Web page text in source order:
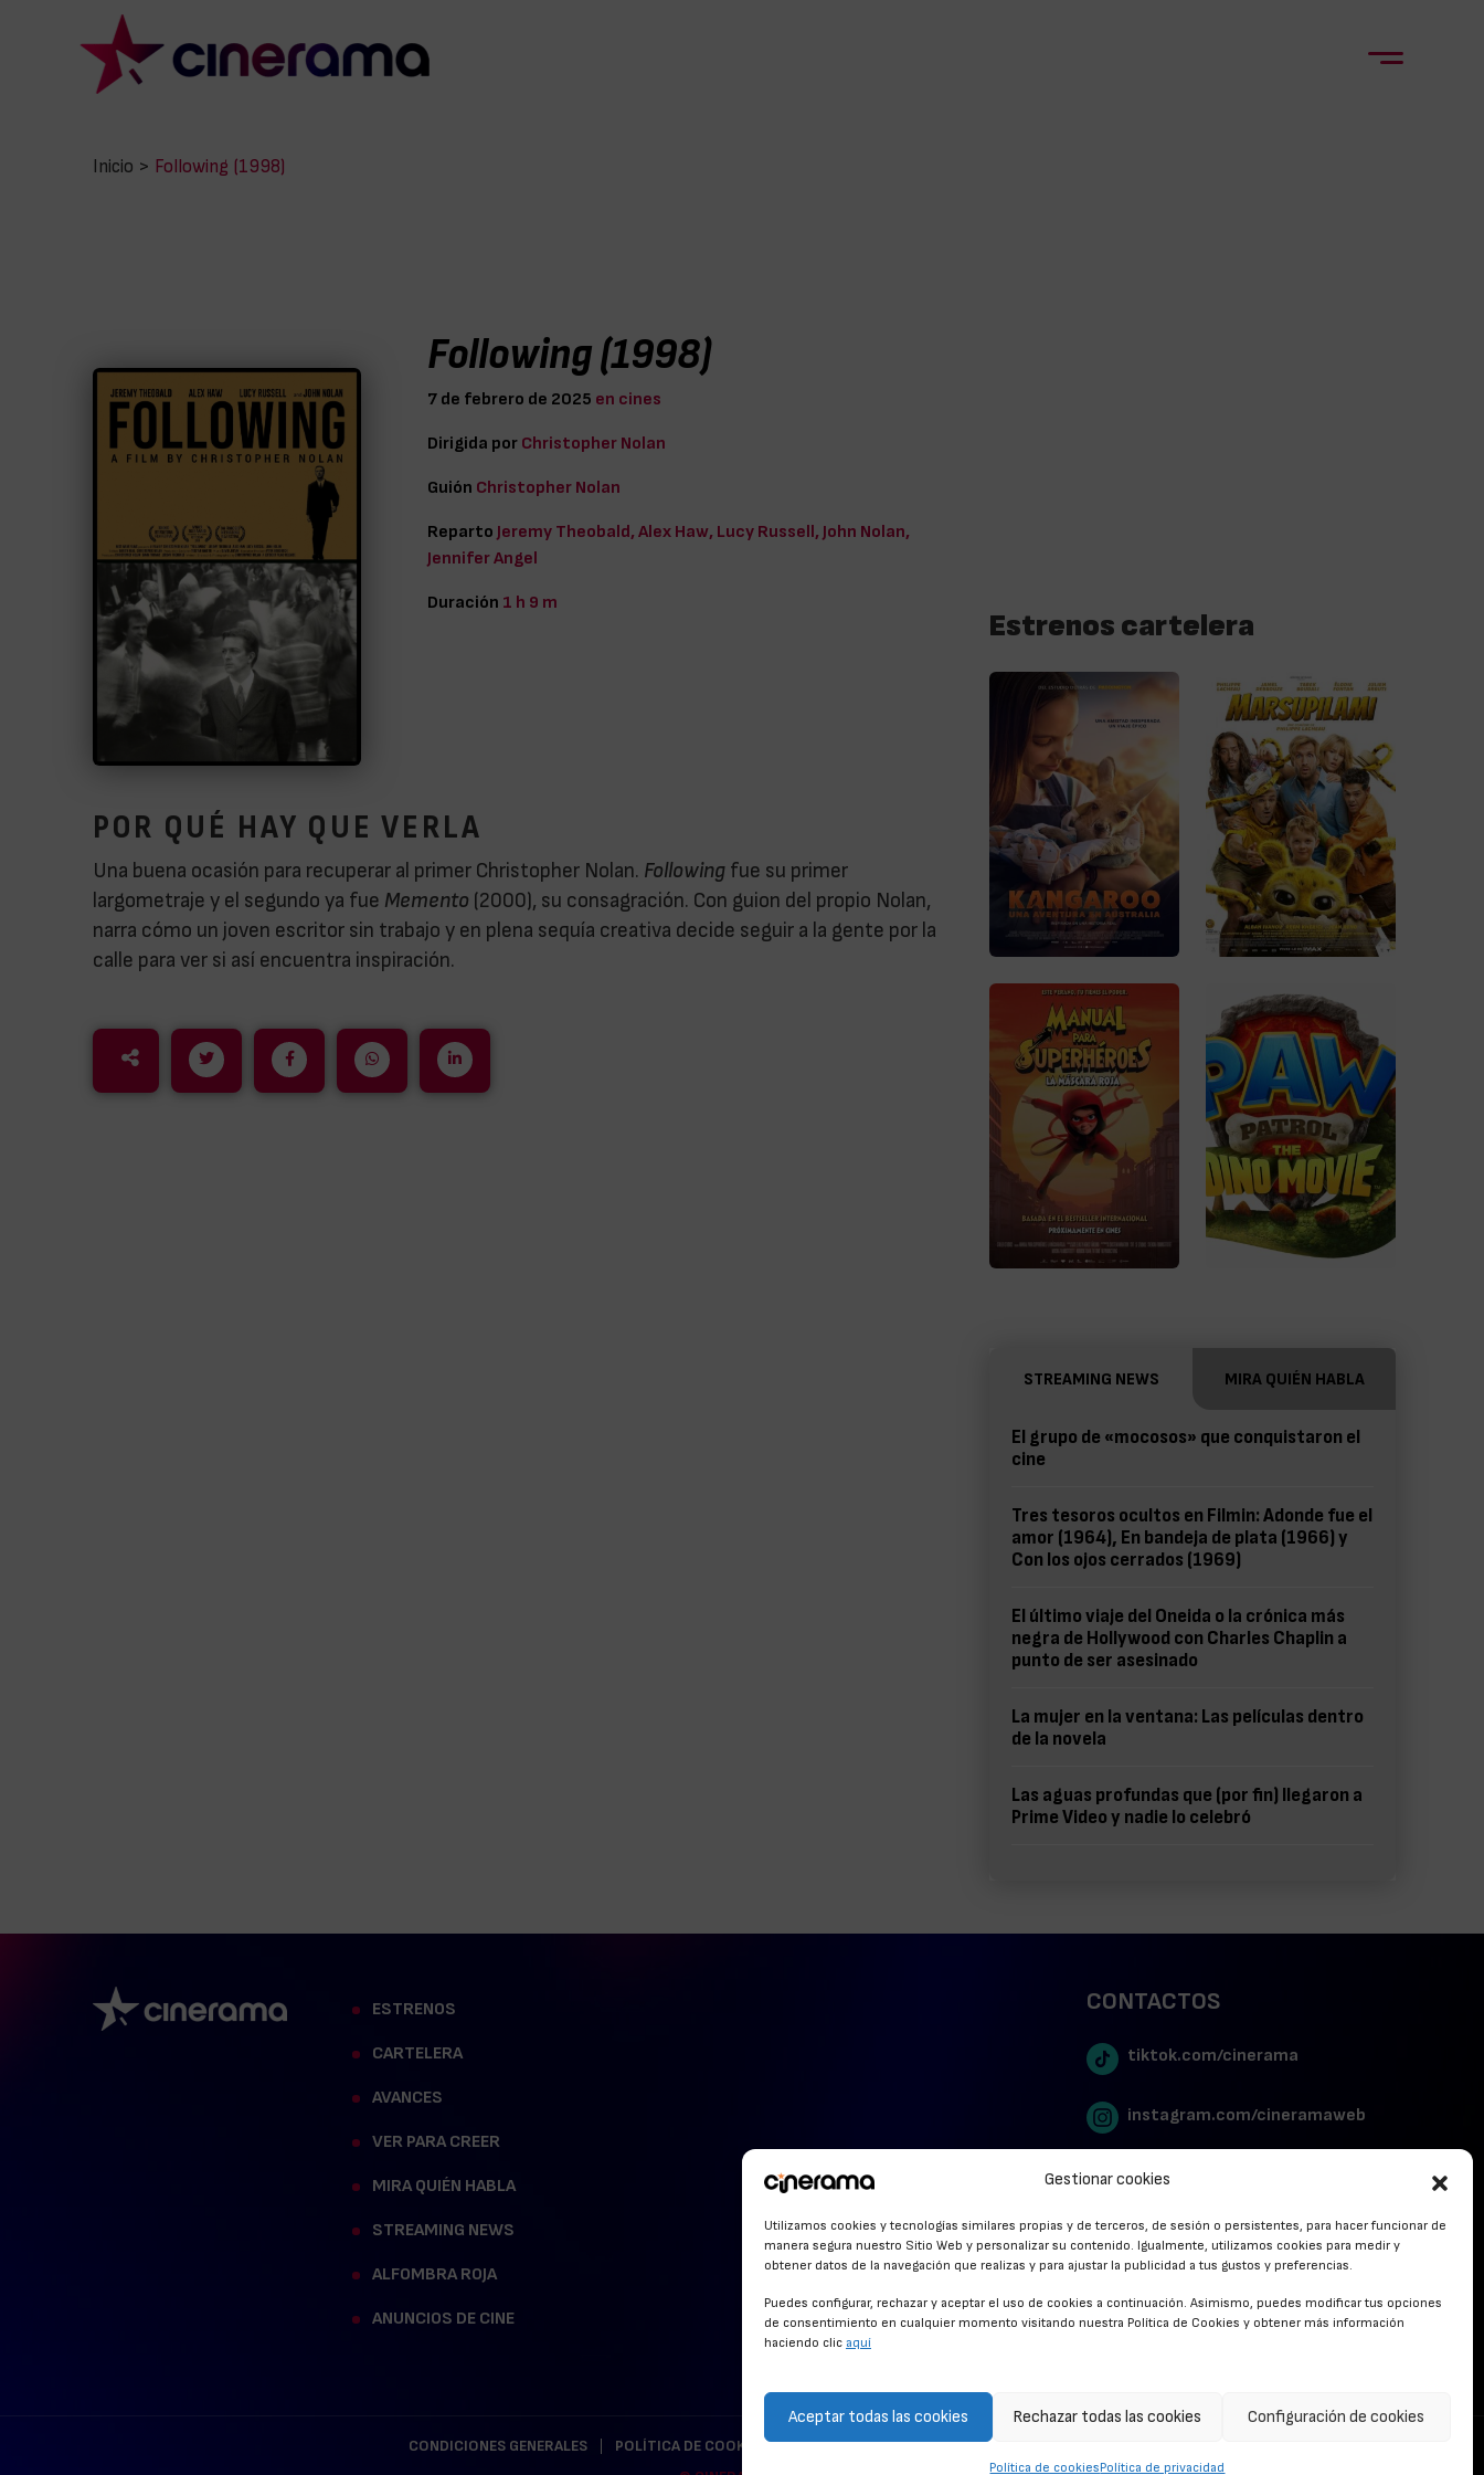
Gestionar cookies
Utilizamos cookies y tecnologías similares propias y de terceros, de sesión o persistentes, para hacer funcionar de
manera segura nuestro Sitio Web y personalizar su contenido. Igualmente, utilizamos cookies para medir y
obtener datos de la navegación que realizas y para ajustar la publicidad a tus gustos y preferencias.
Puedes configurar, rechazar y aceptar el uso de cookies a continuación. Asimismo, puedes modificar tus opciones
de consentimiento en cualquier momento visitando nuestra Política de Cookies y obtener más información
haciendo clic aquí
Aceptar todas las cookies Rechazar todas las cookies Configuración de cookies
Política de cookiesPolítica de privacidad
Inicio > Following (1998)
Following (1998)
7 de febrero de 2025 en cines
Dirigida por Christopher Nolan
Guión Christopher Nolan
Reparto Jeremy Theobald, Alex Haw, Lucy Russell, John Nolan,
Jennifer Angel
Duración 1 h 9 m
POR QUÉ HAY QUE VERLA
Una buena ocasión para recuperar al primer Christopher Nolan. Following fue su primer
largometraje y el segundo ya fue Memento (2000), su consagración. Con guion del propio Nolan,
narra cómo un joven escritor sin trabajo y en plena sequía creativa decide seguir a la gente por la
calle para ver si así encuentra inspiración.
Estrenos cartelera
STREAMING NEWS MIRA QUIÉN HABLA
El grupo de «mocosos» que conquistaron el
cine
Tres tesoros ocultos en Filmin: Adonde fue el
amor (1964), En bandeja de plata (1966) y
Con los ojos cerrados (1969)
El último viaje del Oneida o la crónica más
negra de Hollywood con Charles Chaplin a
punto de ser asesinado
La mujer en la ventana: Las películas dentro
de la novela
Las aguas profundas que (por fin) llegaron a
Prime Video y nadie lo celebró
ESTRENOS
CARTELERA
AVANCES
VER PARA CREER
MIRA QUIÉN HABLA
STREAMING NEWS
ALFOMBRA ROJA
ANUNCIOS DE CINE
CONTACTOS
tiktok.com/cinerama
instagram.com/cineramaweb
twitter.com/cinerames
Youtube Canal Cinerama
CONDICIONES GENERALES POLÍTICA DE COOKIES POLÍTICA DE PRIVACIDAD